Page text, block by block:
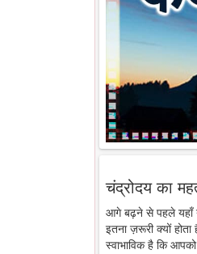
चंद्रोदय का
आगे बढ़ने से पहले यहाँ
इतना ज़रूरी क्यों
स्वाभाविक है कि